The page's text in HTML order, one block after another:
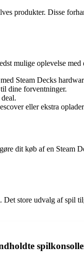
produkter. Disse
mulige oplevelse med
Steam Decks
dine forventninger.
eller ekstra
dit køb af en
store udvalg af spil